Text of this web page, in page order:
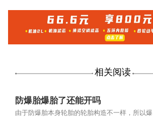
相关阅读
防爆胎爆胎了还能开吗
由于防爆胎本身轮胎的轮胎构造不一样，所以爆